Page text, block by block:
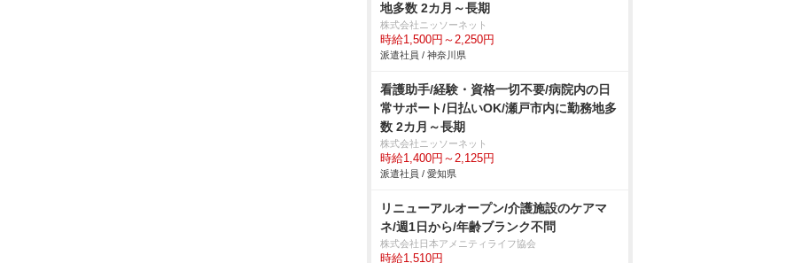
地多数 2カ月～長期
株式会社ニッソーネット
時給1,500円～2,250円
派遣社員 / 神奈川県
看護助手/経験・資格一切不要/病院内の日
常サポート/日払いOK/瀬戸市内に勤務地多
数 2カ月～長期
株式会社ニッソーネット
時給1,400円～2,125円
派遣社員 / 愛知県
リニューアルオープン/介護施設のケアマ
ネ/週1日から/年齢ブランク不問
株式会社日本アメニティライフ協会
時給1,510円